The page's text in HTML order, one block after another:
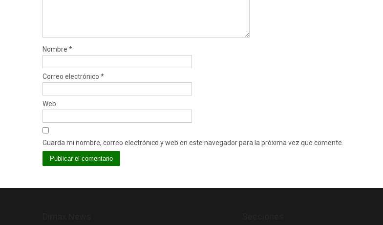
Nombre *
Correo electrónico *
Web
Guarda mi nombre, correo electrónico y web en este navegador para la próxima vez que comente.